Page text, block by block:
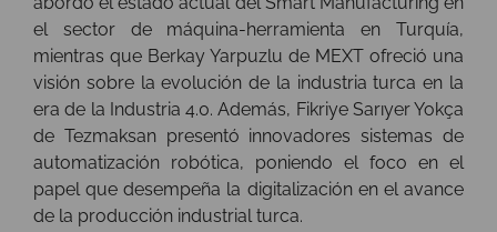
el sector de máquina-herramienta en Turquía,
mientras que Berkay Yarpuzlu de MEXT ofreció una
visión sobre la evolución de la industria turca en la
era de la Industria 4.0. Además, Fikriye Sarıyer Yokça
de Tezmaksan presentó innovadores sistemas de
automatización robótica, poniendo el foco en el
papel que desempeña la digitalización en el avance
de la producción industrial turca.